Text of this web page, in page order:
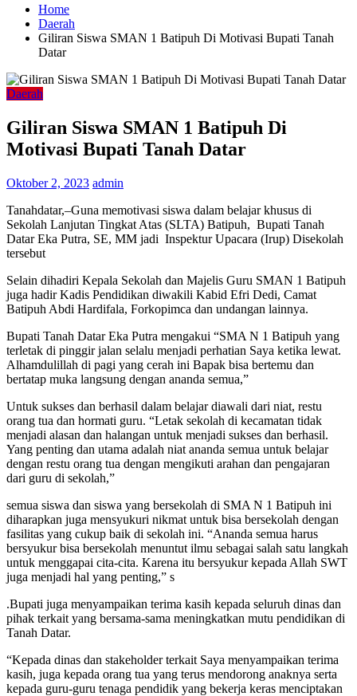
Home
Daerah
Giliran Siswa SMAN 1 Batipuh Di Motivasi Bupati Tanah
Datar
Daerah
Giliran Siswa SMAN 1 Batipuh Di
Motivasi Bupati Tanah Datar
Oktober 2, 2023 admin
Tanahdatar,–Guna memotivasi siswa dalam belajar khusus di
Sekolah Lanjutan Tingkat Atas (SLTA) Batipuh, Bupati Tanah
Datar Eka Putra, SE, MM jadi Inspektur Upacara (Irup) Disekolah
tersebut
Selain dihadiri Kepala Sekolah dan Majelis Guru SMAN 1 Batipuh
juga hadir Kadis Pendidikan diwakili Kabid Efri Dedi, Camat
Batipuh Abdi Hardifala, Forkopimca dan undangan lainnya.
Bupati Tanah Datar Eka Putra mengakui “SMA N 1 Batipuh yang
terletak di pinggir jalan selalu menjadi perhatian Saya ketika lewat.
Alhamdulillah di pagi yang cerah ini Bapak bisa bertemu dan
bertatap muka langsung dengan ananda semua,”
Untuk sukses dan berhasil dalam belajar diawali dari niat, restu
orang tua dan hormati guru. “Letak sekolah di kecamatan tidak
menjadi alasan dan halangan untuk menjadi sukses dan berhasil.
Yang penting dan utama adalah niat ananda semua untuk belajar
dengan restu orang tua dengan mengikuti arahan dan pengajaran
dari guru di sekolah,”
semua siswa dan siswa yang bersekolah di SMA N 1 Batipuh ini
diharapkan juga mensyukuri nikmat untuk bisa bersekolah dengan
fasilitas yang cukup baik di sekolah ini. “Ananda semua harus
bersyukur bisa bersekolah menuntut ilmu sebagai salah satu langkah
untuk menggapai cita-cita. Karena itu bersyukur kepada Allah SWT
juga menjadi hal yang penting,” s
.Bupati juga menyampaikan terima kasih kepada seluruh dinas dan
pihak terkait yang bersama-sama meningkatkan mutu pendidikan di
Tanah Datar.
“Kepada dinas dan stakeholder terkait Saya menyampaikan terima
kasih, juga kepada orang tua yang terus mendorong anaknya serta
kepada guru-guru tenaga pendidik yang bekerja keras menciptakan